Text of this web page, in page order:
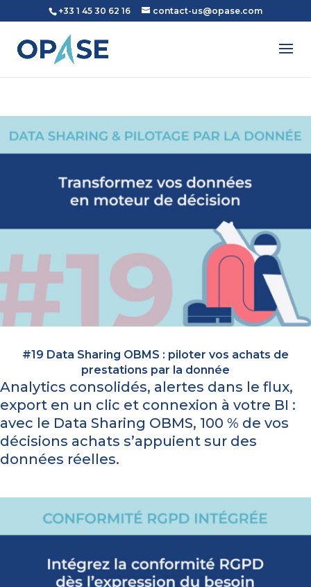
+33 1 45 30 62 16 contact-us@opase.com
#19 Data Sharing OBMS : piloter vos achats de
prestations par la donnée
Analytics consolidés, alertes dans le flux,
export en un clic et connexion à votre BI :
avec le Data Sharing OBMS, 100 % de vos
décisions achats s’appuient sur des
données réelles.